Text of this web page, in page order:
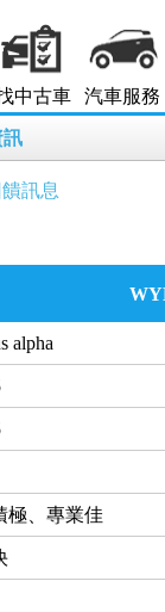
中古車 汽車服務
訊
訊息
alpha
極、專業佳